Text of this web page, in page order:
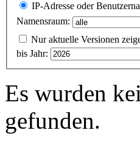
IP-Adresse oder
Namensraum:
Nur aktuelle Versionen
bis Jahr:
Es wurden
gefunden.